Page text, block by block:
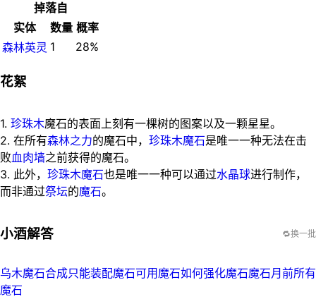
掉落自
实体
数量 概率
森林英灵 1 28%
花絮
1. 珍珠木魔石的表面上刻有一棵树的图案以及一颗星星。
2. 在所有森林之力的魔石中， 珍珠木魔石是唯一一种无法在击
败血肉墙之前获得的魔石。
3. 此外， 珍珠木魔石也是唯一一种可以通过水晶球进行制作，
而非通过祭坛的魔石。
小酒解答 🔁换一批
乌木魔石合成只能装配魔石可用魔石如何强化魔石魔石月前所有
魔石